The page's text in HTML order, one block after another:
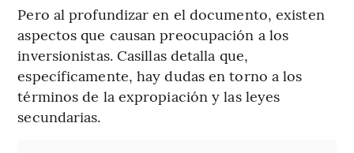
Pero al profundizar en el documento, existen
aspectos que causan preocupación a los
inversionistas. Casillas detalla que,
específicamente, hay dudas en torno a los
términos de la expropiación y las leyes
secundarias.